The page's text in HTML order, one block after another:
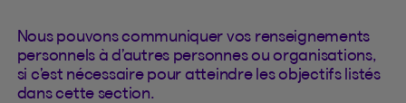
Nous pouvons communiquer vos renseignements
personnels à d’autres personnes ou organisations,
si c’est nécessaire pour atteindre les objectifs listés
dans cette section.